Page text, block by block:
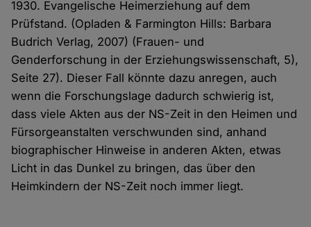
1930. Evangelische Heimerziehung auf dem
Prüfstand. (Opladen & Farmington Hills: Barbara
Budrich Verlag, 2007) (Frauen- und
Genderforschung in der Erziehungswissenschaft, 5),
Seite 27). Dieser Fall könnte dazu anregen, auch
wenn die Forschungslage dadurch schwierig ist,
dass viele Akten aus der NS-Zeit in den Heimen und
Fürsorgeanstalten verschwunden sind, anhand
biographischer Hinweise in anderen Akten, etwas
Licht in das Dunkel zu bringen, das über den
Heimkindern der NS-Zeit noch immer liegt.